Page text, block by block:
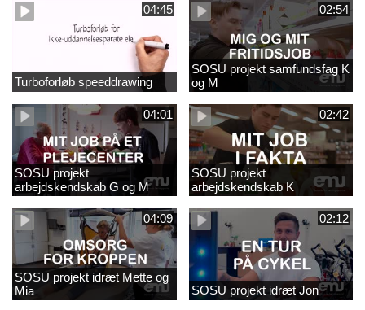
04:45
Turboforløb speeddrawing
02:54
SOSU projekt samfundsfag K
og M
04:01
SOSU projekt
arbejdskendskab G og M
02:42
SOSU projekt
arbejdskendskab K
04:09
SOSU projekt idræt Mette og
Mia
02:12
SOSU projekt idræt Jon